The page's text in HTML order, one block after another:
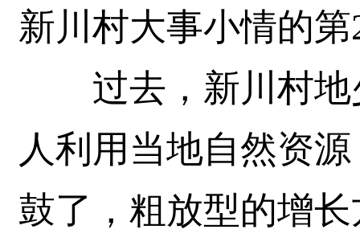
新川村大事小情的
过去，新川村地
人利用当地自然资
鼓了，粗放型的增